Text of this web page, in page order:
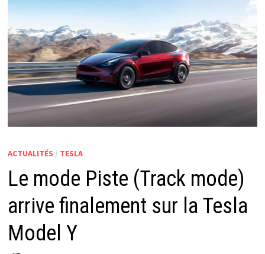
ACTUALITÉS / TESLA
Le mode Piste (Track mode)
arrive finalement sur la Tesla
Model Y